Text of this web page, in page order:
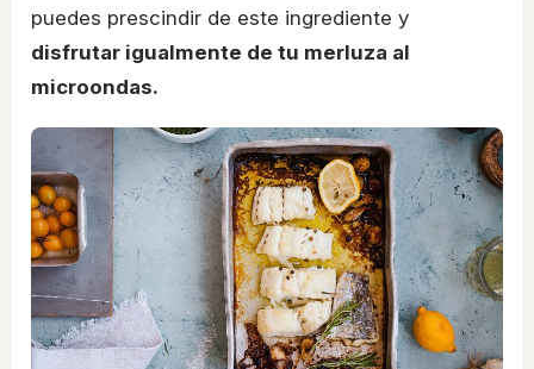
puedes prescindir de este ingrediente y
disfrutar igualmente de tu merluza al
microondas.